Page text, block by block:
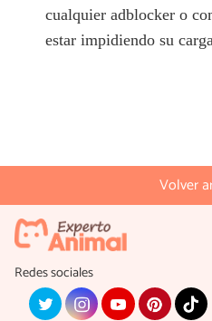
cualquier adblocker o
estar impidiendo su
Volver
Redes sociales